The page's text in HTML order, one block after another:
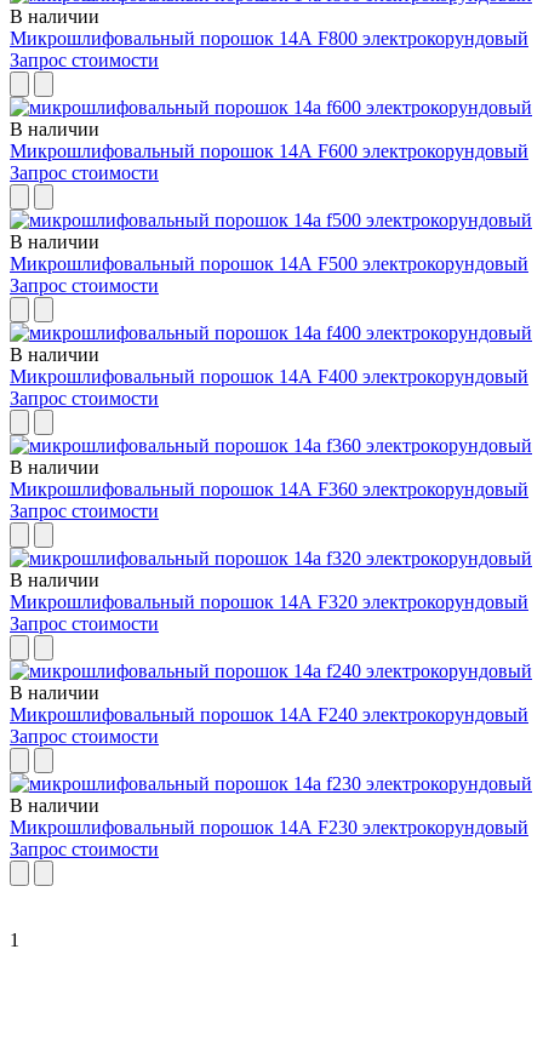
В наличии
Микрошлифовальный порошок 14А F800 электрокорундовый
Запрос стоимости
В наличии
Микрошлифовальный порошок 14А F600 электрокорундовый
Запрос стоимости
В наличии
Микрошлифовальный порошок 14А F500 электрокорундовый
Запрос стоимости
В наличии
Микрошлифовальный порошок 14А F400 электрокорундовый
Запрос стоимости
В наличии
Микрошлифовальный порошок 14А F360 электрокорундовый
Запрос стоимости
В наличии
Микрошлифовальный порошок 14А F320 электрокорундовый
Запрос стоимости
В наличии
Микрошлифовальный порошок 14А F240 электрокорундовый
Запрос стоимости
В наличии
Микрошлифовальный порошок 14А F230 электрокорундовый
Запрос стоимости
1